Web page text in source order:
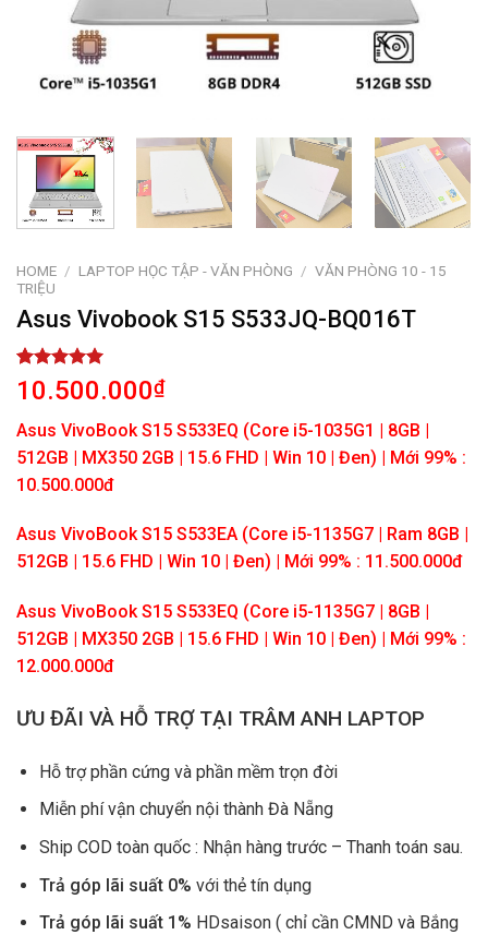
HOME / LAPTOP HỌC TẬP - VĂN PHÒNG / VĂN PHÒNG 10 - 15
TRIỆU
Asus Vivobook S15 S533JQ-BQ016T
Rated5.00
out of 5
1
customer
rating
10.500.000₫
Asus VivoBook S15 S533EQ (Core i5-1035G1 | 8GB |
512GB | MX350 2GB | 15.6 FHD | Win 10 | Đen) | Mới 99% :
10.500.000đ
Asus VivoBook S15 S533EA (Core i5-1135G7 | Ram 8GB |
512GB | 15.6 FHD | Win 10 | Đen) | Mới 99% : 11.500.000đ
Asus VivoBook S15 S533EQ (Core i5-1135G7 | 8GB |
512GB | MX350 2GB | 15.6 FHD | Win 10 | Đen) | Mới 99% :
12.000.000đ
ƯU ĐÃI VÀ HỖ TRỢ TẠI TRÂM ANH LAPTOP
Hỗ trợ phần cứng và phần mềm trọn đời
Miễn phí vận chuyển nội thành Đà Nẵng
Ship COD toàn quốc : Nhận hàng trước – Thanh toán sau.
Trả góp lãi suất 0% với thẻ tín dụng
Trả góp lãi suất 1% HDsaison ( chỉ cần CMND và Bắng